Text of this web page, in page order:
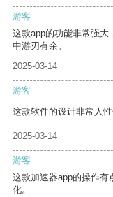
游客
这款app的功能非常强大
中游刃有余。
2025-03-14
游客
这款软件的设计非常人
2025-03-14
游客
这款加速器app的操作有
化。